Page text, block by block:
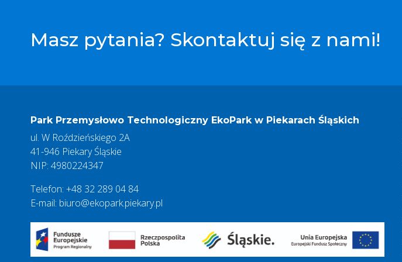
Masz pytania? Skontaktuj się z nami!
Park Przemysłowo Technologiczny EkoPark w Piekarach Śląskich
ul. W Roździeńskiego 2A
41-946 Piekary Śląskie
NIP: 4980224347
Telefon: +48 32 289 04 84
E-mail: biuro@ekopark.piekary.pl